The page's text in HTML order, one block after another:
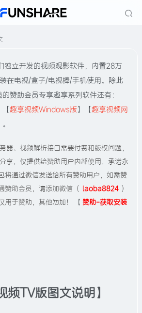
独立开发的视频观影软件，内置28万
在电视/盒子/电视棒/手机使用。除此
赞助会员专享趣享系列软件还有：
【趣享视频Windows版】【趣享视频网
器、视频解析接口需要付费和版权问题，
享，仅提供给赞助用户内部使用，承诺永
将通过微信发送给所有赞助用户，如需赞
赞助会员，请添加微信（ laoba8824 ）
于赞助，其他勿加！
【 赞助-获取安装
频TV版图文说明】